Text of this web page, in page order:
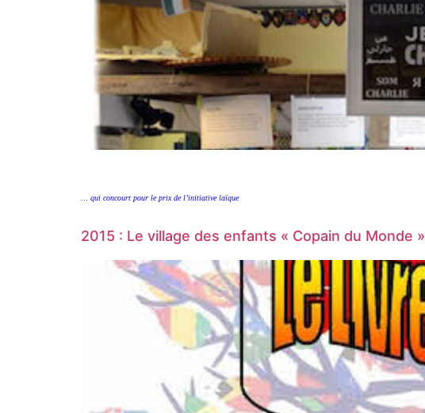
… qui concourt pour le prix de l’initiative laïque
2015 : Le village des enfants « Copain du Monde »